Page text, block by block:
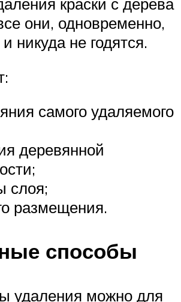
они, одновременно,
никуда не годятся.
самого удаляемого
деревянной
слоя;
размещения.
способы
удаления можно для